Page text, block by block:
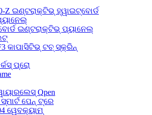
Z ଇଣ୍ଟରାକ୍ଟିଭ୍ ହ୍ୱାଇଟ୍‌ବୋର୍ଡ
ଇଣ୍ଟରାକ୍ଟିଭ୍ ପ୍ୟାନେଲ୍
କାପାସିଟିଭ୍ ଟଚ୍ ସ୍କ୍ରିନ୍
ପ୍ରୋ
Qpen
ସ୍ମାର୍ଟ ପେନ୍ ଟ୍ରେ
ୱେବକ୍ୟାମ୍